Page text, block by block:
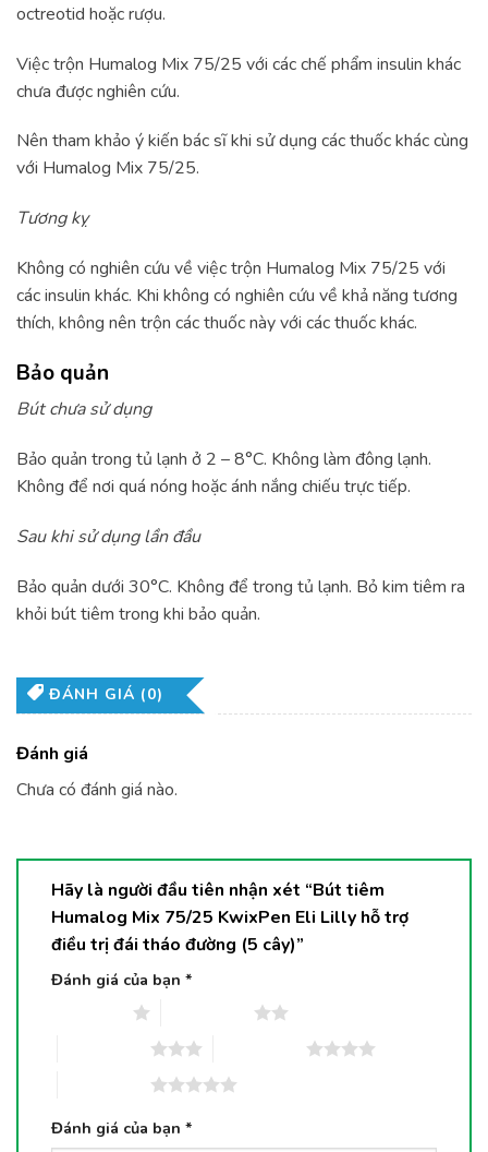
octreotid hoặc rượu.
Việc trộn Humalog Mix 75/25 với các chế phẩm insulin khác
chưa được nghiên cứu.
Nên tham khảo ý kiến bác sĩ khi sử dụng các thuốc khác cùng
với Humalog Mix 75/25.
Tương kỵ
Không có nghiên cứu về việc trộn Humalog Mix 75/25 với
các insulin khác. Khi không có nghiên cứu về khả năng tương
thích, không nên trộn các thuốc này với các thuốc khác.
Bảo quản
Bút chưa sử dụng
Bảo quản trong tủ lạnh ở 2 – 8°C. Không làm đông lạnh.
Không để nơi quá nóng hoặc ánh nắng chiếu trực tiếp.
Sau khi sử dụng lần đầu
Bảo quản dưới 30°C. Không để trong tủ lạnh. Bỏ kim tiêm ra
khỏi bút tiêm trong khi bảo quản.
ĐÁNH GIÁ (0)
Đánh giá
Chưa có đánh giá nào.
Hãy là người đầu tiên nhận xét “Bút tiêm
Humalog Mix 75/25 KwixPen Eli Lilly hỗ trợ
điều trị đái tháo đường (5 cây)”
Đánh giá của bạn *
Đánh giá của bạn *